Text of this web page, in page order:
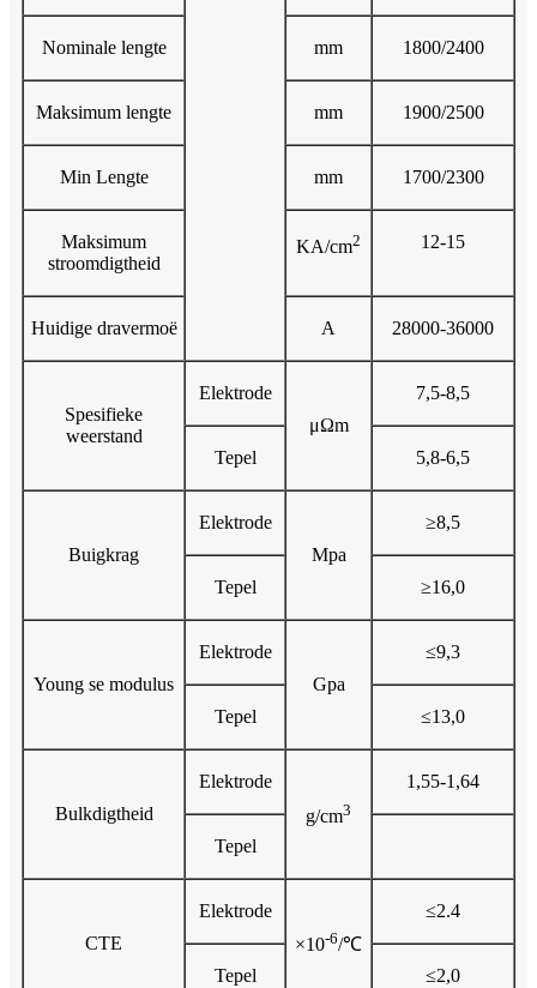
Nominale lengte mm 1800/2400
Maksimum lengte mm 1900/2500
Min Lengte mm 1700/2300
Maksimum
stroomdigtheid
KA/cm2 12-15
Huidige dravermoë A 28000-36000
Spesifieke
weerstand
Elektrode
μΩm
7,5-8,5
Tepel 5,8-6,5
Buigkrag
Elektrode
Mpa
≥8,5
Tepel ≥16,0
Young se modulus
Elektrode
Gpa
≤9,3
Tepel ≤13,0
Bulkdigtheid
Elektrode
g/cm3
1,55-1,64
Tepel
CTE
Elektrode
×10-6/℃
≤2.4
Tepel ≤2,0